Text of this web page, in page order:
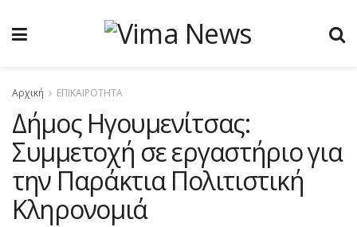
Αρχική ΕΠΙΚΑΙΡΟΤΗΤΑ
Δήμος Ηγουμενίτσας:
Συμμετοχή σε εργαστήριο για
την Παράκτια Πολιτιστική
Κληρονομιά